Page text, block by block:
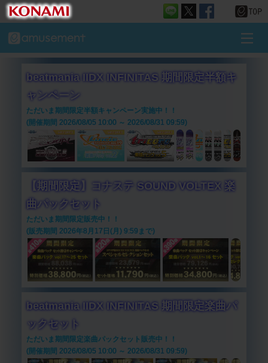
beatmania IIDX INFINITAS 期間限定半額キ
ャンペーン
ただいま期間限定半額キャンペーン実施中！！
(開催期間 2026/08/05 10:00 ～ 2026/08/31 09:59)
【期間限定】コナステ SOUND VOLTEX 楽
曲パックセット
ただいま期間限定販売中！！
(販売期間 2026年8月17日(月) 9:59まで)
beatmania IIDX INFINITAS 期間限定楽曲パ
ックセット
ただいま期間限定楽曲パックセット販売中！！
(開催期間 2026/08/05 10:00 ～ 2026/08/31 09:59)